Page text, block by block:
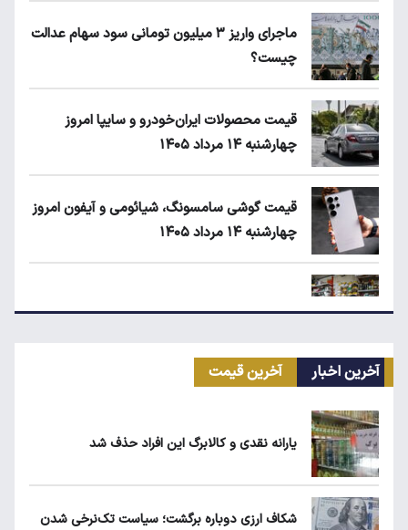
ماجرای واریز ۳ میلیون تومانی سود سهام عدالت
چیست؟
قیمت محصولات ایران‌خودرو و سایپا امروز
چهارشنبه ۱۴ مرداد ۱۴۰۵
قیمت گوشی سامسونگ، شیائومی و آیفون امروز
چهارشنبه ۱۴ مرداد ۱۴۰۵
زمان شارژ کالابرگ با رقم آخر کد ملی صفر تا ۲
بلاگرهای پردرآمد مشمول مالیات هستند
آخرین اخبار آخرین قیمت
یارانه نقدی و کالابرگ این افراد حذف شد
شکاف ارزی دوباره برگشت؛ سیاست تک‌نرخی شدن